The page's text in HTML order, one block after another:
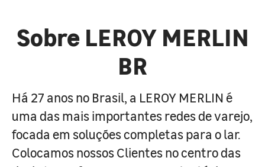
Sobre LEROY MERLIN
BR
Há 27 anos no Brasil, a LEROY MERLIN é
uma das mais importantes redes de varejo,
focada em soluções completas para o lar.
Colocamos nossos Clientes no centro das